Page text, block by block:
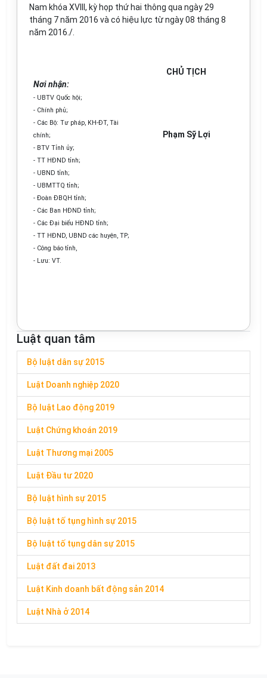
Nam khóa XVIII, kỳ họp thứ hai thông qua ngày 29
tháng 7 năm 2016 và có hiệu lực từ ngày 08 tháng 8
năm 2016./.
Nơi nhận:
- UBTV Quốc hội;
- Chính phủ;
- Các Bộ: Tư pháp, KH-ĐT, Tài
chính;
- BTV Tỉnh ủy;
- TT HĐND tỉnh;
- UBND tỉnh;
- UBMTTQ tỉnh;
- Đoàn ĐBQH tỉnh;
- Các Ban HĐND tỉnh;
- Các Đại biểu HĐND tỉnh;
- TT HĐND, UBND các huyện, TP;
- Công báo tỉnh,
- Lưu: VT.
CHỦ TỊCH
Phạm Sỹ Lợi
Luật quan tâm
Bộ luật dân sự 2015
Luật Doanh nghiệp 2020
Bộ luật Lao động 2019
Luật Chứng khoán 2019
Luật Thương mại 2005
Luật Đầu tư 2020
Bộ luật hình sự 2015
Bộ luật tố tụng hình sự 2015
Bộ luật tố tụng dân sự 2015
Luật đất đai 2013
Luật Kinh doanh bất động sản 2014
Luật Nhà ở 2014